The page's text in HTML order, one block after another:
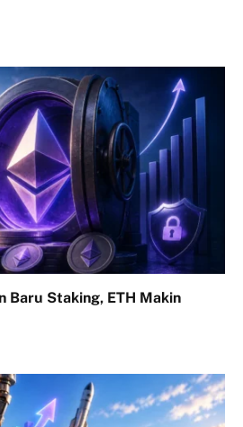
Baru Staking, ETH Makin